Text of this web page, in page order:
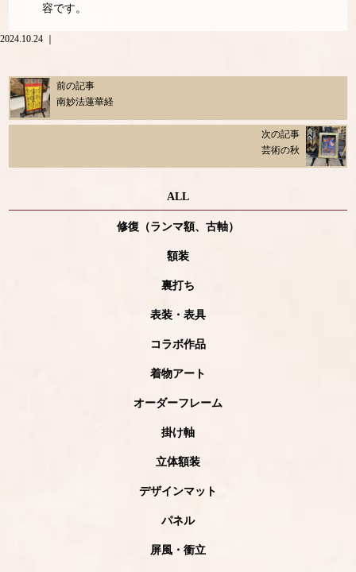
容です。
2024.10.24 ｜
前の記事
南妙法蓮華経
次の記事
芸術の秋
ALL
修復（ランマ額、古軸）
額装
裏打ち
表装・表具
コラボ作品
着物アート
オーダーフレーム
掛け軸
立体額装
デザインマット
パネル
屏風・衝立